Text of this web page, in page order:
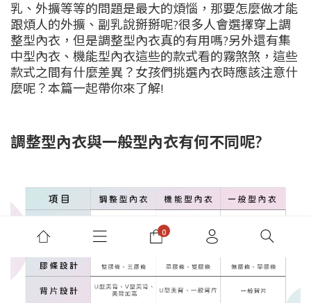
乳、外擴等等的問題是最大的煩惱，那要怎麼做才能
跟煩人的外擴、副乳說掰掰呢?很多人會選擇穿上調
整型內衣，但是調整型內衣真的有用嗎?另外還有集
中型內衣、機能型內衣這些的款式看的霧煞煞，這些
款式之間有什麼差異？女孩們挑選內衣時應該注意什
麼呢？本篇一起帶你來了解!
調整型內衣與一般型內衣有何不同呢?